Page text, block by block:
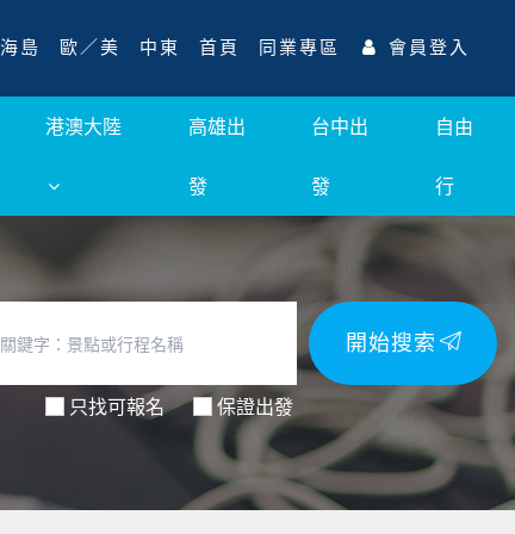
海島 歐／美 中東 首頁 同業專區 會員登入
港澳大陸 高雄出
發
台中出
發
自由
行
只找可報名 保證出發
開始搜索